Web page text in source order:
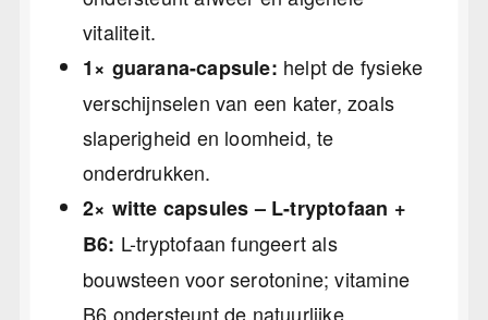
vitaliteit.
1× guarana-capsule: helpt de fysieke
verschijnselen van een kater, zoals
slaperigheid en loomheid, te
onderdrukken.
2× witte capsules – L-tryptofaan +
B6: L-tryptofaan fungeert als
bouwsteen voor serotonine; vitamine
B6 ondersteunt de natuurlijke